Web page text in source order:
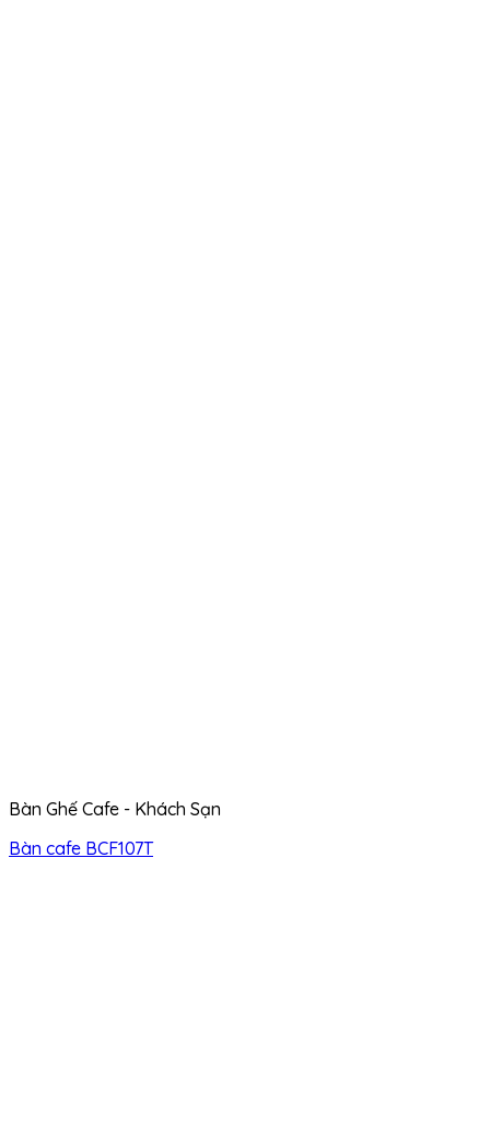
Bàn Ghế Cafe - Khách Sạn
Bàn cafe BCF107T